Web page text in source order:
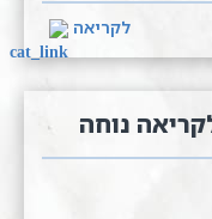
לקריאה
נוחה